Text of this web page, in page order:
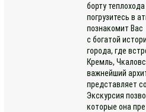
борту
погрузитесь в
познакомит Вас
с богатой
города, где
Кремль,
важнейший
представляет
Экскурсия
которые она